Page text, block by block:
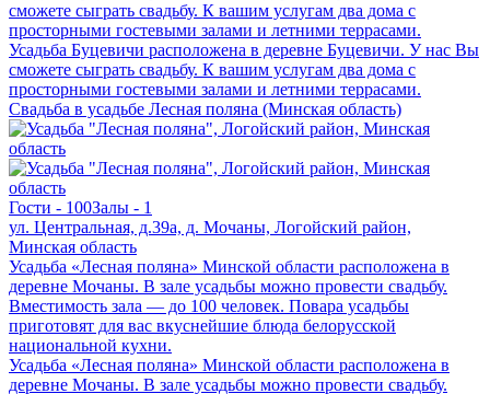
сможете сыграть свадьбу. К вашим услугам два дома с
просторными гостевыми залами и летними террасами.
Усадьба Буцевичи расположена в деревне Буцевичи. У нас Вы
сможете сыграть свадьбу. К вашим услугам два дома с
просторными гостевыми залами и летними террасами.
Свадьба в усадьбе Лесная поляна (Минская область)
Гости - 100Залы - 1
ул. Центральная, д.39а, д. Мочаны, Логойский район,
Минская область
Усадьба «Лесная поляна» Минской области расположена в
деревне Мочаны. В зале усадьбы можно провести свадьбу.
Вместимость зала — до 100 человек. Повара усадьбы
приготовят для вас вкуснейшие блюда белорусской
национальной кухни.
Усадьба «Лесная поляна» Минской области расположена в
деревне Мочаны. В зале усадьбы можно провести свадьбу.